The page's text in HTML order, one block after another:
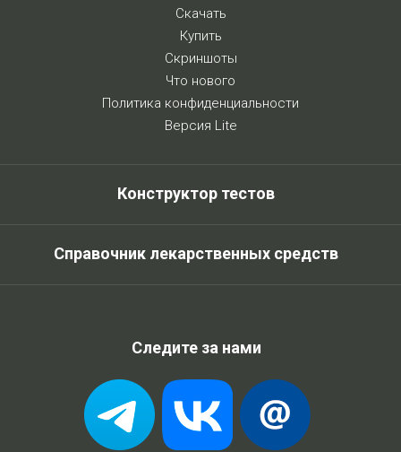
Скачать
Купить
Скриншоты
Что нового
Политика конфиденциальности
Версия Lite
Конструктор тестов
Справочник лекарственных средств
Следите за нами